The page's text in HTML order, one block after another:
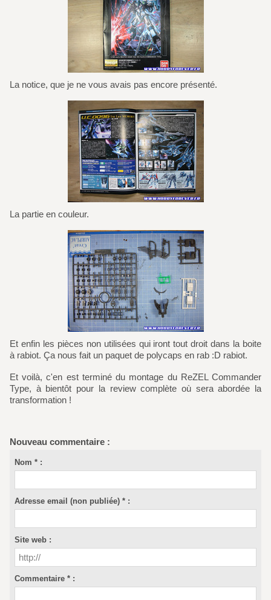
La notice, que je ne vous avais pas encore présenté.
La partie en couleur.
Et enfin les pièces non utilisées qui iront tout droit dans la boite
à rabiot. Ça nous fait un paquet de polycaps en rab :D rabiot.
Et voilà, c'en est terminé du montage du ReZEL Commander
Type, à bientôt pour la review complète où sera abordée la
transformation !
Nouveau commentaire :
Nom * :
Adresse email (non publiée) * :
Site web :
Commentaire * :